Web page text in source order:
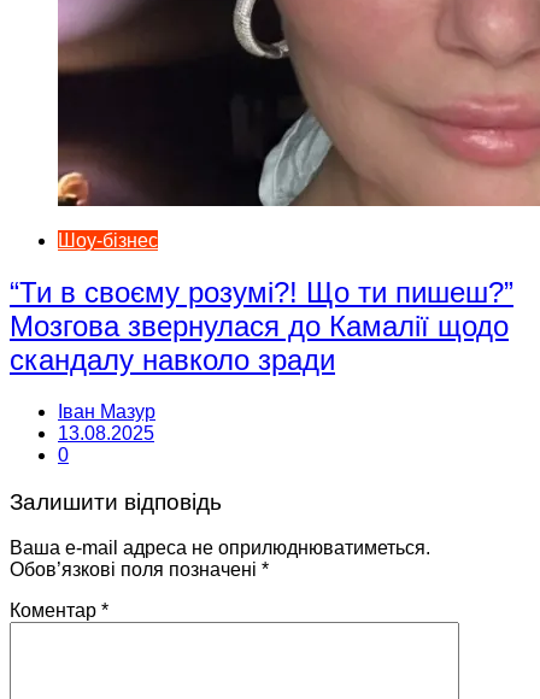
Шоу-бізнес
“Ти в своєму розумі?! Що ти пишеш?”
Мозгова звернулася до Камалії щодо
скандалу навколо зради
Іван Мазур
13.08.2025
0
Залишити відповідь
Ваша e-mail адреса не оприлюднюватиметься.
Обов’язкові поля позначені *
Коментар *